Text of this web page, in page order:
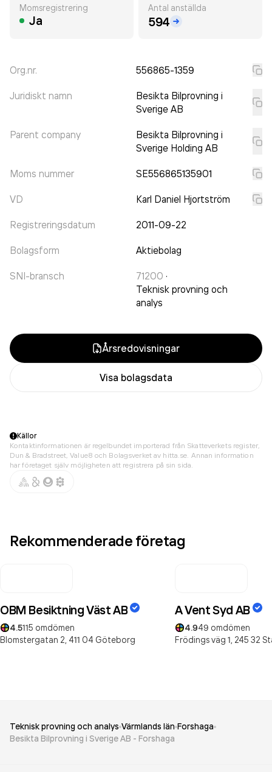
Momsregistrering
Ja
Antal anställda
594
Org.nr. 556865-1359
Juridiskt namn
Besikta Bilprovning i
Sverige AB
Parent company
Besikta Bilprovning i
Sverige Holding AB
Moms nummer SE556865135901
VD Karl Daniel Hjortström
Registreringsdatum 2011-09-22
Bolagsform Aktiebolag
SNI-bransch 71200 ·
Teknisk provning och
analys
Årsredovisningar
Visa bolagsdata
Källor
Kontaktinformationen är regelbundet importerad från Skatteverkets register,
Dun & Bradstreet, Value8 och Bolagsverket av hitta.se. Annan information
har företaget själv möjligheten att registrera på sin sida.
Rekommenderade företag
OBM Besiktning Väst AB
4.5115 omdömen
Blomstergatan 2, 411 04 Göteborg
A Vent Syd AB
4.949 omdömen
Frödings väg 1, 245 32
Teknisk provning och analys Värmlands län Forshaga
Besikta Bilprovning i Sverige AB - Forshaga